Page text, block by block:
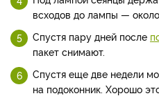
всходов до лампы — около
Спустя пару дней после
пакет снимают.
Спустя еще две недели
на подоконник. Хорошо